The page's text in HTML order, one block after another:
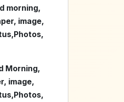
morning,
image,
Morning,
image,